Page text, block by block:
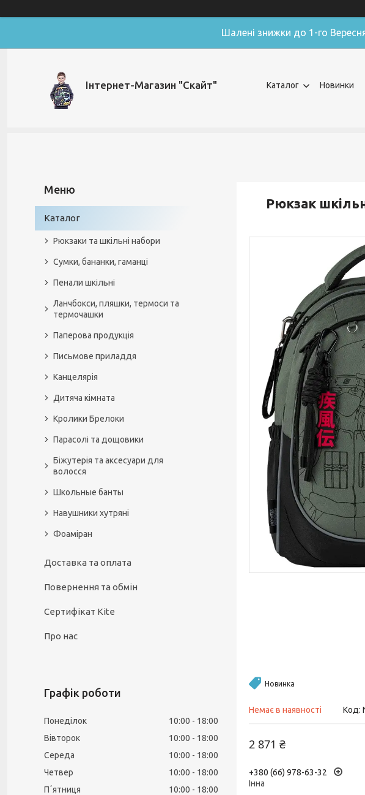
Шалені знижки до 1-го
Інтернет-Магазин "Скайт" Каталог Новинки
Рюкзак
Новинка
Немає в наявності Код:
2 871 ₴
+380 (66) 978-63-32
Інна
Каталог
Рюкзаки та шкільні набори
Сумки, бананки, гаманці
Пенали шкільні
Ланчбокси, пляшки, термоси та
термочашки
Паперова продукція
Письмове приладдя
Канцелярія
Дитяча кімната
Кролики Брелоки
Парасолі та дощовики
Біжутерія та аксесуари для
волосся
Школьные банты
Навушники хутряні
Фоаміран
Доставка та оплата
Повернення та обмін
Сертифікат Kite
Про нас
Графік роботи
Понеділок 10:00
18:00
Вівторок
10:00
18:00
Середа
10:00
18:00
Четвер
10:00
18:00
Пʼятниця
10:00
18:00